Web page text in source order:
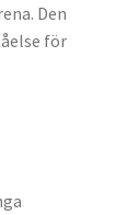
Den
för